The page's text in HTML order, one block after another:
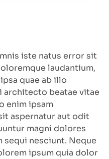
iste natus error sit
laudantium,
quae ab illo
beatae vitae
enim ipsam
aspernatur aut odit
magni dolores
nesciunt. Neque
ipsum quia dolor